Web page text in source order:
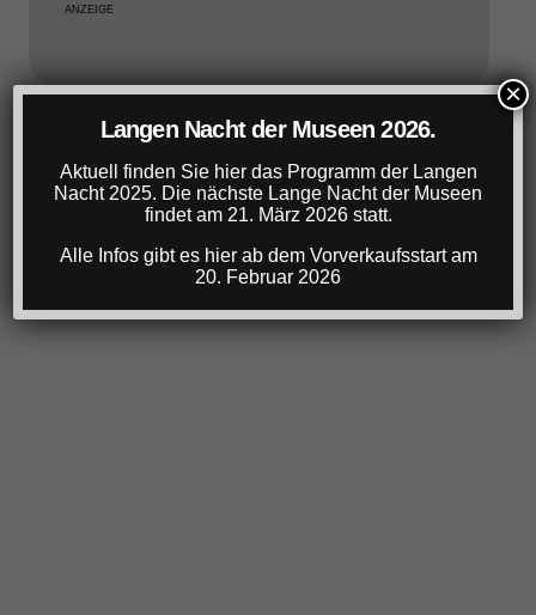
ANZEIGE
Langen Nacht der Museen 2026.
Aktuell finden Sie hier das Programm der Langen
Nacht 2025. Die nächste Lange Nacht der Museen
findet am 21. März 2026 statt.
Alle Infos gibt es hier ab dem Vorverkaufsstart am
20. Februar 2026
×